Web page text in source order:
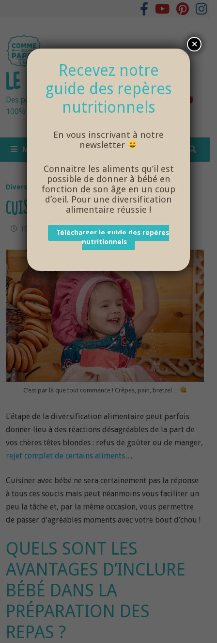
LE BLOG DES PAPAS
Des petits pots bébés fraîchement cuisinés
100% bio et de saison… et cela change tout !
MENU
Diversification Alimentaire/NutriSanté
CUISINER AVEC BÉBÉ
15 avril 2019
C’est par là que tout commence ! Crêpes, pain, bretzel…
L’étape de la diversification alimentaire peut parfois
donner lieu à des réactions désagréables de la part de
vos chères têtes blondes : refus de goûter ou de manger,
rejet complet de certains aliments…
Cuisiner avec bébé ne sera certainement pas la réponse
à tous ces soucis mais peut néanmoins vous faciliter un
peu la tâche et, par la même occasion, vous permettre
de passer d’agréables moments avec votre bout d’chou !
QUELS SONT LES
AVANTAGES D’INCLURE
BÉBÉ DANS LA
PRÉPARATION DES
REPAS ?
Recevez notre
guide des repères
nutritionnels
En vous inscrivant à notre
newsletter
Connaitre les aliments qu’il est
possible de donner à bébé en
fonction de son âge en un coup
d’oeil. Pour une diversification
alimentaire réussie !
Télécharger le guide des repères
nutritionnels
×